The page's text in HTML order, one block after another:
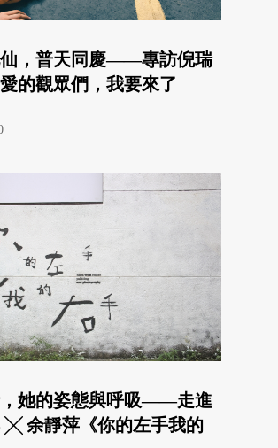
，普天同慶——專訪倪瑞
的觀眾們，我要來了
她的姿態與呼吸——走進
╳ 余靜萍《你的左手我的